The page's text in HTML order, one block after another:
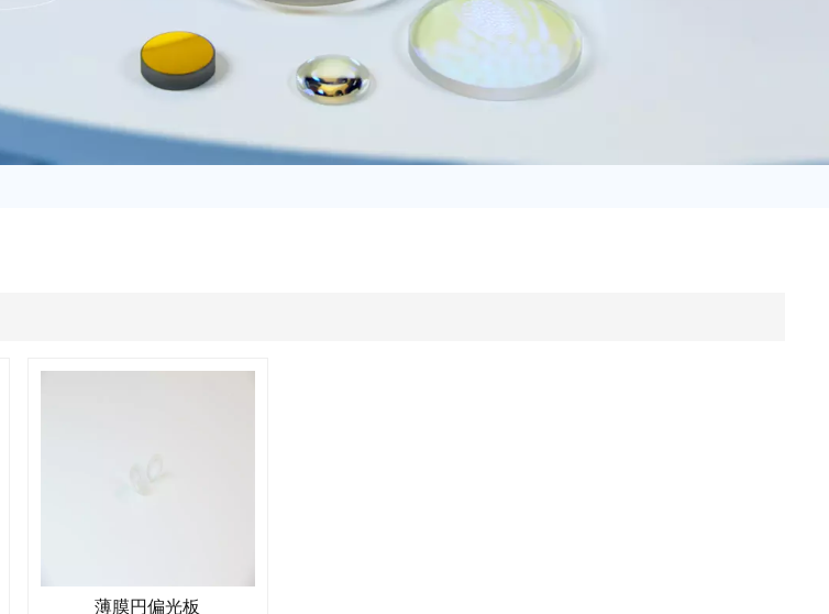
中文
薄膜円偏光板